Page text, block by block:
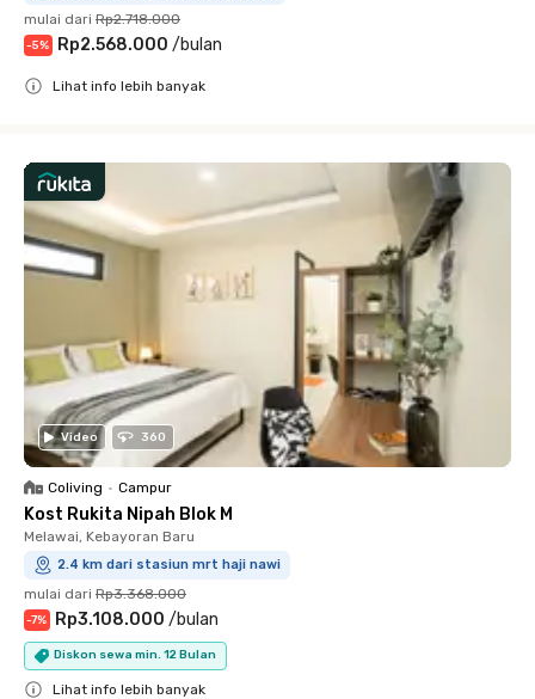
mulai dari Rp2.718.000
-5% Rp2.568.000 /bulan
Lihat info lebih banyak
Video 360
Coliving • Campur
Kost Rukita Nipah Blok M
Melawai, Kebayoran Baru
2.4 km dari stasiun mrt haji nawi
mulai dari Rp3.368.000
-7% Rp3.108.000 /bulan
Diskon sewa min. 12 Bulan
Lihat info lebih banyak